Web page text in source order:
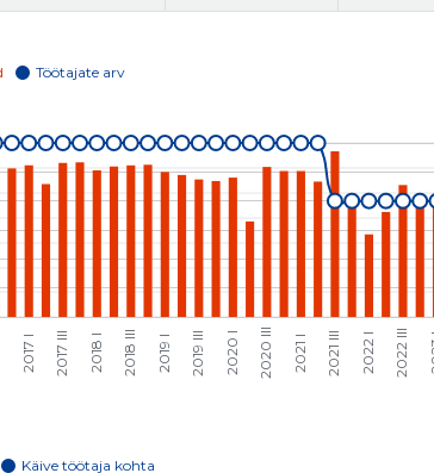
3074 €
3074 € 1 21 564 €
3266 € 39 017 €
2694 € 1 25 922 €
3806 € 1 23 379 €
5102 € 15 159 €